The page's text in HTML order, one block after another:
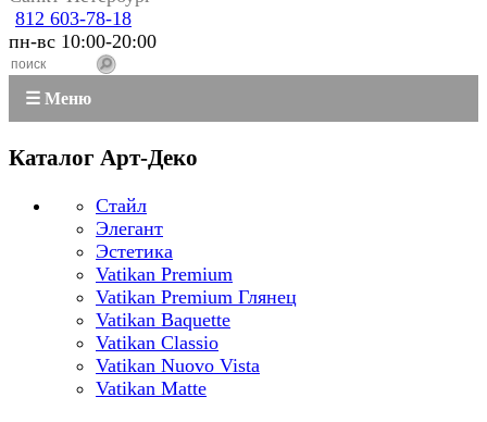
812 603-78-18
пн-вс 10:00-20:00
☰ Меню
Каталог Арт-Деко
Стайл
Элегант
Эстетика
Vatikan Premium
Vatikan Premium Глянец
Vatikan Baquette
Vatikan Classio
Vatikan Nuovo Vista
Vatikan Matte